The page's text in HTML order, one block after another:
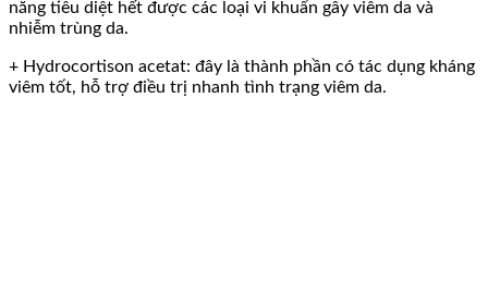
năng tiêu diệt hết được các loại vi khuẩn gây viêm da và
nhiễm trùng da.
+ Hydrocortison acetat: đây là thành phần có tác dụng kháng
viêm tốt, hỗ trợ điều trị nhanh tình trạng viêm da.